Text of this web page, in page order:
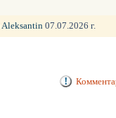
Aleksantin07.07.2026 г.